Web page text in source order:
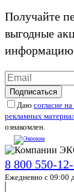
Получайте
выгодные
информацию
Подписаться
Даю согласие
рекламных
ознакомлен.
8 800 550-
Ежедневно с 09:00